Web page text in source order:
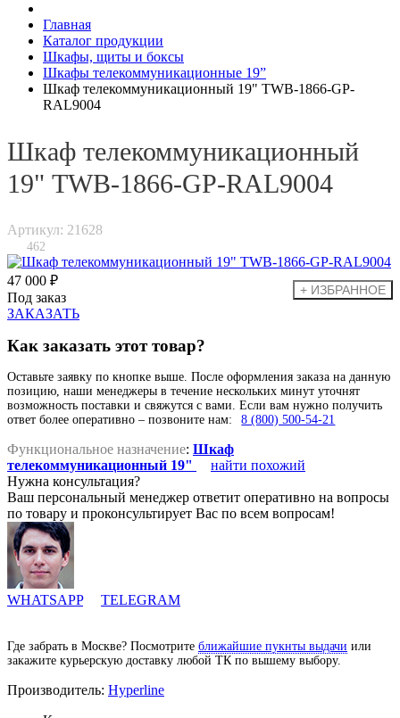
Главная
Каталог продукции
Шкафы, щиты и боксы
Шкафы телекоммуникационные 19”
Шкаф телекоммуникационный 19" TWB-1866-GP-
RAL9004
Шкаф телекоммуникационный
19" TWB-1866-GP-RAL9004
Артикул: 21628
462
47 000 ₽
Под заказ
ЗАКАЗАТЬ
Как заказать этот товар?
Оставьте заявку по кнопке выше. После оформления заказа на данную
позицию, наши менеджеры в течение нескольких минут уточнят
возможность поставки и свяжутся с вами. Если вам нужно получить
ответ более оперативно – позвоните нам:
8 (800) 500-54-21
Функциональное назначение: Шкаф
телекоммуникационный 19"
найти похожий
Нужна консультация?
Ваш персональный менеджер ответит оперативно на вопросы
по товару и проконсультирует Вас по всем вопросам!
WHATSAPP TELEGRAM
Где забрать в Москве? Посмотрите ближайшие пукнты выдачи или
закажите курьерскую доставку любой ТК по вышему выбору.
Производитель: Hyperline